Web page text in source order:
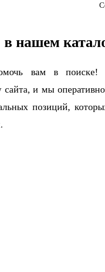
нашем
вам в поиске!
и мы
позиций,